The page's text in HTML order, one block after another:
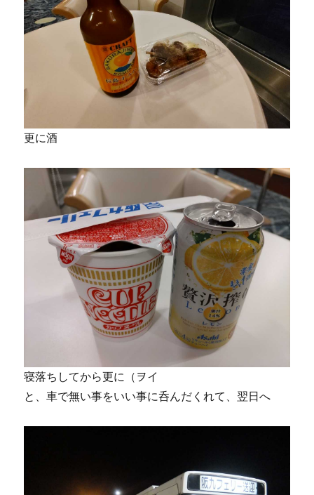
更に酒
寝落ちしてから更に（ヲイ
と、車で無い事をいい事に呑んだくれて、翌日へ